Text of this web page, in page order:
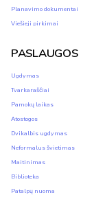
Planavimo dokumentai
Viešieji pirkimai
PASLAUGOS
Ugdymas
Tvarkaraščiai
Pamokų laikas
Atostogos
Dvikalbis ugdymas
Neformalus švietimas
Maitinimas
Biblioteka
Patalpų nuoma